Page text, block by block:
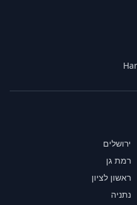
ירושלים
רמת גן
ראשון לציון
נתניה